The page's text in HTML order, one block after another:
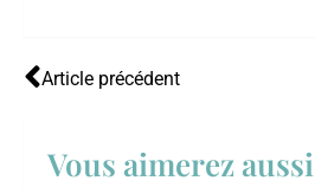
Article précédent
Vous aimerez aussi